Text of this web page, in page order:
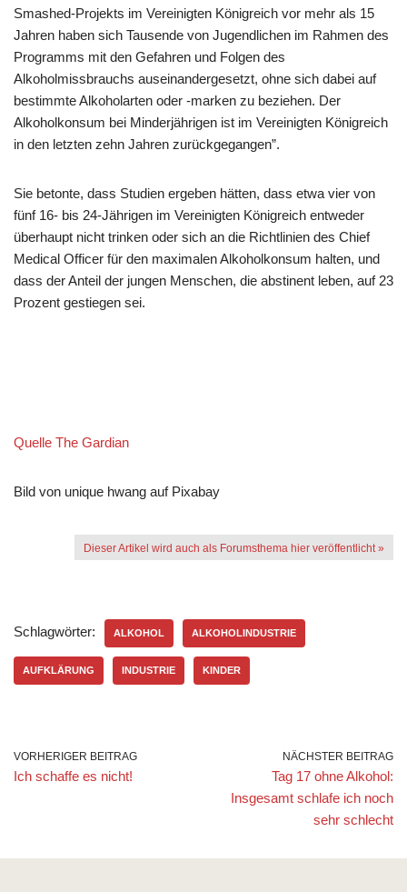
Smashed-Projekts im Vereinigten Königreich vor mehr als 15
Jahren haben sich Tausende von Jugendlichen im Rahmen des
Programms mit den Gefahren und Folgen des
Alkoholmissbrauchs auseinandergesetzt, ohne sich dabei auf
bestimmte Alkoholarten oder -marken zu beziehen. Der
Alkoholkonsum bei Minderjährigen ist im Vereinigten Königreich
in den letzten zehn Jahren zurückgegangen”.
Sie betonte, dass Studien ergeben hätten, dass etwa vier von
fünf 16- bis 24-Jährigen im Vereinigten Königreich entweder
überhaupt nicht trinken oder sich an die Richtlinien des Chief
Medical Officer für den maximalen Alkoholkonsum halten, und
dass der Anteil der jungen Menschen, die abstinent leben, auf 23
Prozent gestiegen sei.
Quelle The Gardian
Bild von unique hwang auf Pixabay
Dieser Artikel wird auch als Forumsthema hier veröffentlicht »
Schlagwörter: ALKOHOL ALKOHOLINDUSTRIE
AUFKLÄRUNG INDUSTRIE KINDER
VORHERIGER BEITRAG
Ich schaffe es nicht!
NÄCHSTER BEITRAG
Tag 17 ohne Alkohol:
Insgesamt schlafe ich noch
sehr schlecht